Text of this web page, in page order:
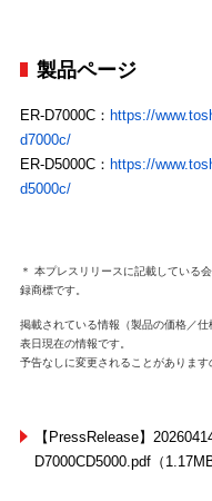
製品ページ
ER-D7000C： https://
d7000c/
ER-D5000C： https://
d5000c/
＊ 本プレスリリースに記載している
録商標です。
掲載されている情報（製品の価格／
表日現在の情報です。
予告なしに変更されることがあります
【PressRelease】
D7000CD5000.pdf（1.17MB